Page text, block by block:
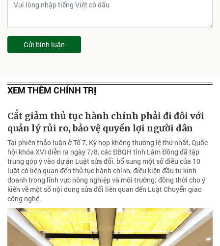
Gửi bình luận
XEM THÊM CHÍNH TRỊ
Cắt giảm thủ tục hành chính phải đi đôi với
quản lý rủi ro, bảo vệ quyền lợi người dân
Tại phiên thảo luận ở Tổ 7, Kỳ họp không thường lệ thứ nhất, Quốc
hội khóa XVI diễn ra ngày 7/8, các ĐBQH tỉnh Lâm Đồng đã tập
trung góp ý vào dự án Luật sửa đổi, bổ sung một số điều của 10
luật có liên quan đến thủ tục hành chính, điều kiện đầu tư kinh
doanh trong lĩnh vực nông nghiệp và môi trường; đồng thời cho ý
kiến về một số nội dung sửa đổi liên quan đến Luật Chuyển giao
công nghệ.